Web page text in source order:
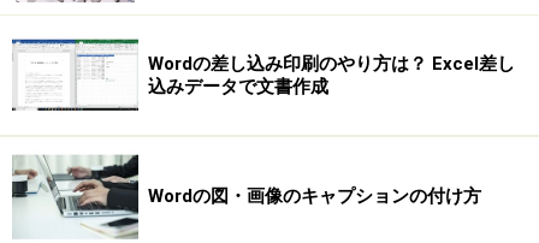
Wordの差し込み印刷のやり方は？ Excel差し
込みデータで文書作成
Wordの図・画像のキャプションの付け方